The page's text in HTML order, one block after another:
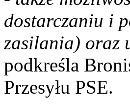
dostarczaniu i
zasilania) oraz
podkreśla
Przesyłu PSE.